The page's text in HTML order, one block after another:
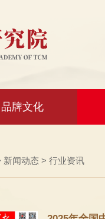
品牌文化
新闻动态 > 行业资讯